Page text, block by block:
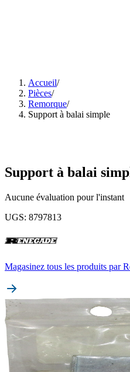
Accueil/
Pièces/
Remorque/
Support à balai simple
Support à balai
Aucune évaluation pour l'instant
UGS: 8797813
Magasinez tous les produits par